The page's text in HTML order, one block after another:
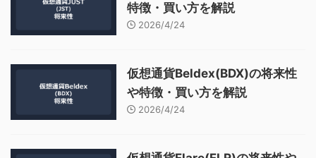
特徴・買い方を解説
2026/4/24
仮想通貨Beldex(BDX)の将来性
や特徴・買い方を解説
2026/4/24